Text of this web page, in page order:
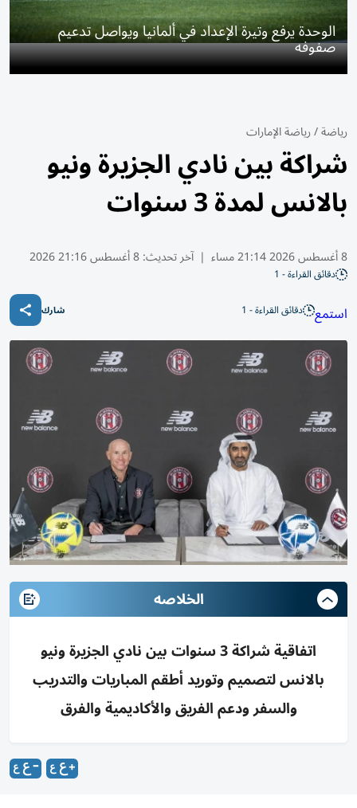
الوحدة يرفع وتيرة الإعداد في ألمانيا ويواصل تدعيم
صفوفه
رياضة/رياضة الإمارات
شراكة بين نادي الجزيرة ونيو
بالانس لمدة 3 سنوات
8 أغسطس 2026 21:14 مساء | آخر تحديث:8 أغسطس 21:16 2026
دقائق القراءة - 1
استمع دقائق القراءة - 1 شارك
الخلاصه
اتفاقية شراكة 3 سنوات بين نادي الجزيرة ونيو
بالانس لتصميم وتوريد أطقم المباريات والتدريب
والسفر ودعم الفريق والأكاديمية والفرق